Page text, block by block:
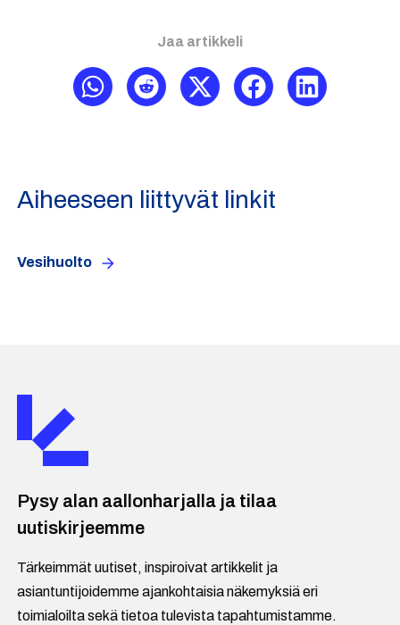
Jaa artikkeli
Aiheeseen liittyvät linkit
Vesihuolto
Pysy alan aallonharjalla ja tilaa
uutiskirjeemme
Tärkeimmät uutiset, inspiroivat artikkelit ja
asiantuntijoidemme ajankohtaisia näkemyksiä eri
toimialoilta sekä tietoa tulevista tapahtumistamme.